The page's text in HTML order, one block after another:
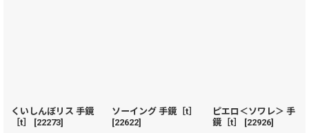
くいしんぼリス 手鏡
［t］
[22273]
ソーイング 手鏡［t］
[22622]
ピエロ＜ソワレ＞ 手
鏡［t］
[22926]